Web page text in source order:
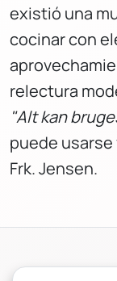
existió una
cocinar con
relectura
"Alt kan
puede
Frk. Jensen.